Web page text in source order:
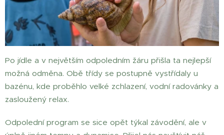
Po jídle a v největším odpoledním žáru přišla ta nejlepší
možná odměna. Obě třídy se postupně vystřídaly u
bazénu, kde proběhlo velké zchlazení, vodní radovánky a
zasloužený relax.
Odpolední program se sice opět týkal závodění, ale v